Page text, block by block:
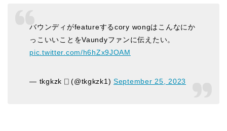
バウンディがfeatureするcory wongはこんなにか
っこいいことをVaundyファンに伝えたい。
pic.twitter.com/h6hZx9JOAM
— tkgkzk ⎕ (@tkgkzk1)September 25, 2023